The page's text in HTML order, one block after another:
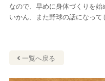
なので、早めに身体づくりを始
いかん、また野球の話になって
一覧へ戻る